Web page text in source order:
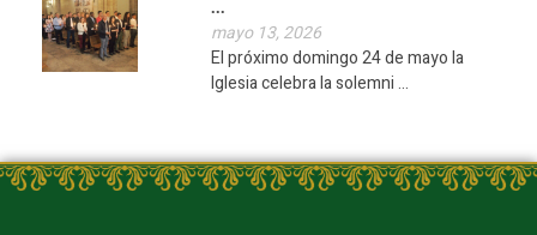
...
mayo 13, 2026
El próximo domingo 24 de mayo la
Iglesia celebra la solemni ...